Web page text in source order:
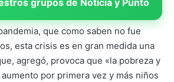
grupos de Noticia y Punto
que como saben no fue
esta crisis es en gran medida una
agregó, provoca que «la pobreza y
por primera vez y más niños